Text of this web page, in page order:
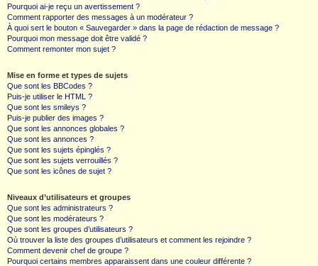
Pourquoi ai-je reçu un avertissement ?
Comment rapporter des messages à un modérateur ?
À quoi sert le bouton « Sauvegarder » dans la page de rédaction de message ?
Pourquoi mon message doit être validé ?
Comment remonter mon sujet ?
Mise en forme et types de sujets
Que sont les BBCodes ?
Puis-je utiliser le HTML ?
Que sont les smileys ?
Puis-je publier des images ?
Que sont les annonces globales ?
Que sont les annonces ?
Que sont les sujets épinglés ?
Que sont les sujets verrouillés ?
Que sont les icônes de sujet ?
Niveaux d’utilisateurs et groupes
Que sont les administrateurs ?
Que sont les modérateurs ?
Que sont les groupes d’utilisateurs ?
Où trouver la liste des groupes d’utilisateurs et comment les rejoindre ?
Comment devenir chef de groupe ?
Pourquoi certains membres apparaissent dans une couleur différente ?